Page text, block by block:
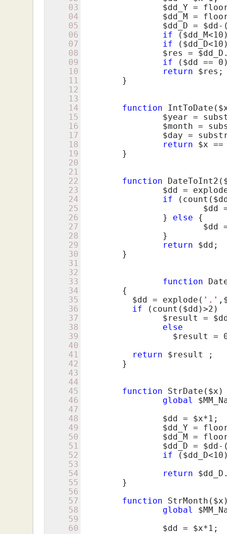
03
04
05
06
07
08
09
10
11
12
13
14
15
16
17
18
19
20
21
22
23
24
25
26
27
28
29
30
31
32
33
34
35
36
37
38
39
40
41
42
43
44
45
46
47
48
49
50
51
52
53
54
55
56
57
58
59
60
$dd_Y =
$dd_M
=
$dd_D = $dd -
if ( $dd_M<10
if ( $dd_D<10
$res
= $dd_D
if ( $dd == 0
return
$res ;
function IntToDate(
$year =
$month =
$day =
return
$x
function DateToInt2(
$dd
=
if (count(
$dd
		}
else {
$dd
return
$dd ;
function
$dd
= explode( '.' ,
if (count( $dd )>2 )
$result
=
else
$result
=
return
$result
;
function StrDate( $x )
global
$dd
= $x*1 ;
$dd_Y =
$dd_M
=
$dd_D = $dd -
if ( $dd_D<10
return
$dd_D
function StrMonth( $x
global
$dd
= $x*1 ;